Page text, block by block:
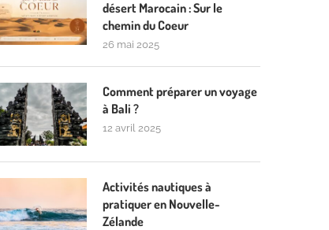
désert Marocain : Sur le
chemin du Coeur
26 mai 2025
Comment préparer un voyage
à Bali ?
12 avril 2025
Activités nautiques à
pratiquer en Nouvelle-
Zélande